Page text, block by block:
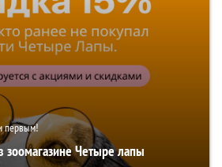
первым!
зоомагазине Четыре лапы